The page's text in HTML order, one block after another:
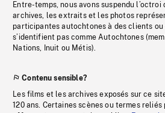
Entre-temps, nous avons suspendu
archives, les extraits et les photos
participantes autochtones à des clients
s’identifient pas comme Autochtones
Nations, Inuit ou Métis).
Contenu sensible?
Les films et les archives exposés sur ce
120 ans. Certaines scènes ou termes